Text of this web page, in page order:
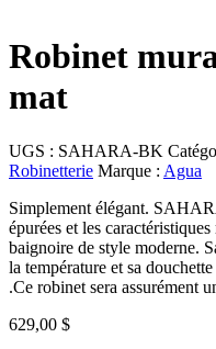
Robinet
mat
UGS : SAHARA-BK
Robinetterie Marque : Agua
Simplement élégant.
épurées et les
baignoire de style moderne.
la température et sa
.Ce robinet sera assurément
629,00 $